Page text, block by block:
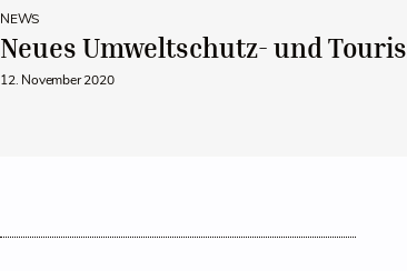
NEWS
Neues Umweltschutz- und
12. November 2020